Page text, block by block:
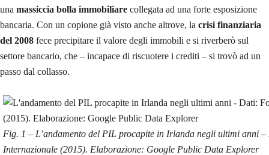
una massiccia bolla immobiliare collegata ad una forte esposizione
bancaria. Con un copione già visto anche altrove, la crisi finanziaria
del 2008 fece precipitare il valore degli immobili e si riverberò sul
settore bancario, che – incapace di riscuotere i crediti – si trovò ad un
passo dal collasso.
Fig. 1 – L’andamento del PIL procapite in Irlanda negli ultimi anni
Internazionale (2015). Elaborazione: Google Public Data Explorer